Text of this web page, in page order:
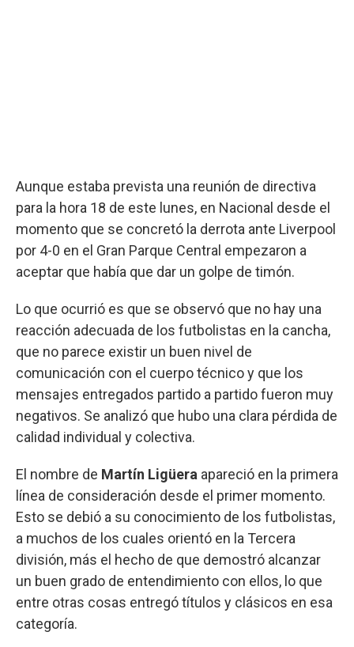
Aunque estaba prevista una reunión de directiva
para la hora 18 de este lunes, en Nacional desde el
momento que se concretó la derrota ante Liverpool
por 4-0 en el Gran Parque Central empezaron a
aceptar que había que dar un golpe de timón.
Lo que ocurrió es que se observó que no hay una
reacción adecuada de los futbolistas en la cancha,
que no parece existir un buen nivel de
comunicación con el cuerpo técnico y que los
mensajes entregados partido a partido fueron muy
negativos. Se analizó que hubo una clara pérdida de
calidad individual y colectiva.
El nombre de Martín Ligüera apareció en la primera
línea de consideración desde el primer momento.
Esto se debió a su conocimiento de los futbolistas,
a muchos de los cuales orientó en la Tercera
división, más el hecho de que demostró alcanzar
un buen grado de entendimiento con ellos, lo que
entre otras cosas entregó títulos y clásicos en esa
categoría.